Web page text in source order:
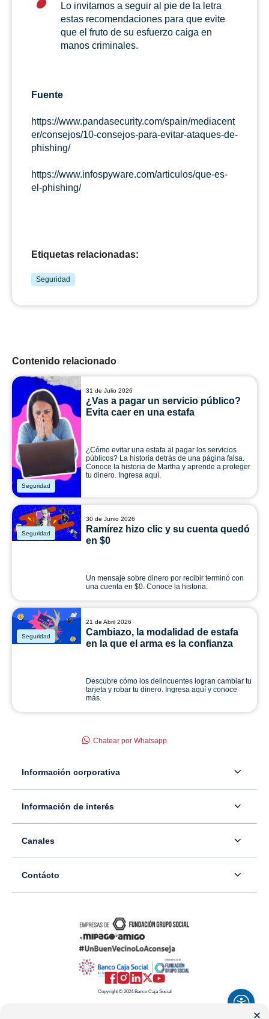
Lo invitamos a seguir al pie de la letra
estas recomendaciones para que evite
que el fruto de su esfuerzo caiga en
manos criminales.
Fuente
https://www.pandasecurity.com/spain/mediacent
er/consejos/10-consejos-para-evitar-ataques-de-
phishing/
https://www.infospyware.com/articulos/que-es-
el-phishing/
Etiquetas relacionadas:
Seguridad
Contenido relacionado
Seguridad
31 de Julio 2026
¿Vas a pagar un servicio público?
Evita caer en una estafa
¿Cómo evitar una estafa al pagar los servicios
públicos? La historia detrás de una página falsa.
Conoce la historia de Martha y aprende a proteger
tu dinero. Ingresa aquí.
Seguridad
30 de Junio 2026
Ramírez hizo clic y su cuenta quedó
en $0
Un mensaje sobre dinero por recibir terminó con
una cuenta en $0. Conoce la historia.
Seguridad
21 de Abril 2026
Cambiazo, la modalidad de estafa
en la que el arma es la confianza
Descubre cómo los delincuentes logran cambiar tu
tarjeta y robar tu dinero. Ingresa aquí y conoce
más.
Información corporativa
Información para inversionistas
Sala de prensa
Información adicional
Trabaje con nosotros
Transparencia y acceso a la información pública
Política de Datos Personales
Información de interés
Servicio - Atención al Consumidor financiero
Tutoriales canales digitales
Términos y condiciones de uso de internet
Canales
Ubíquenos
Directorios alternos
Contácto
Chatear por Whatsapp
Bogotá - Colombia
Resto del país: 01-8000-910038
Copyright © 2024 Banco Caja Social